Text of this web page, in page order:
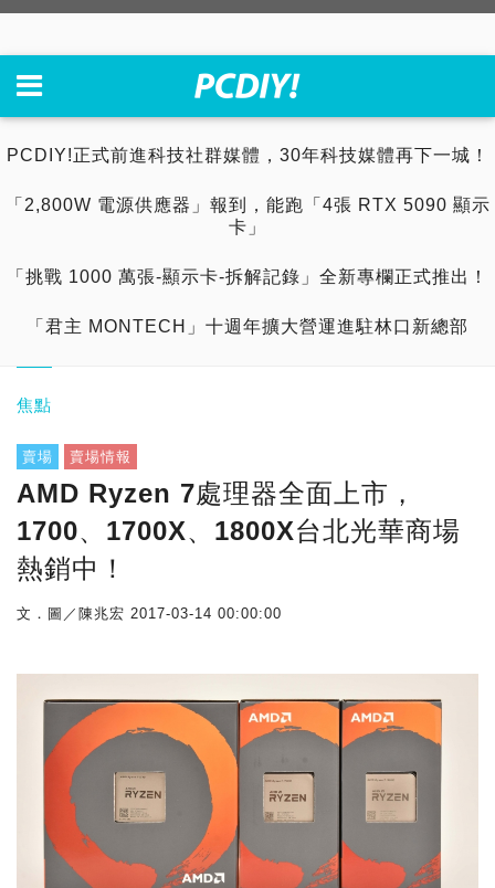
PCDIY!正式前進科技社群媒體，30年科技媒體再下一城！
「2,800W 電源供應器」報到，能跑「4張 RTX 5090 顯示
卡」
「挑戰 1000 萬張-顯示卡-拆解記錄」全新專欄正式推出！
「君主 MONTECH」十週年擴大營運進駐林口新總部
焦點
賣場 賣場情報
AMD Ryzen 7處理器全面上市，
1700、1700X、1800X台北光華商場
熱銷中！
文．圖／陳兆宏 2017-03-14 00:00:00